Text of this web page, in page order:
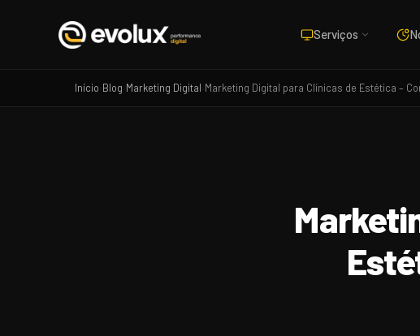
Serviços
Início Blog Marketing Digital Marketing Digital para Clínicas de Estética –